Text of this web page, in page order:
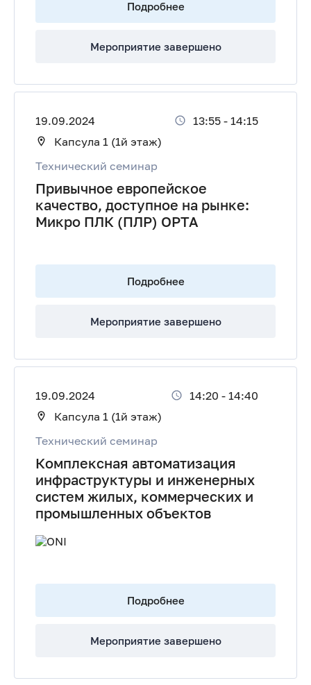
Подробнее
Мероприятие завершено
19.09.2024 13:55 - 14:15
Капсула 1 (1й этаж)
Технический семинар
Привычное европейское
качество, доступное на рынке:
Микро ПЛК (ПЛР) ОРТА
Подробнее
Мероприятие завершено
19.09.2024 14:20 - 14:40
Капсула 1 (1й этаж)
Технический семинар
Комплексная автоматизация
инфраструктуры и инженерных
систем жилых, коммерческих и
промышленных объектов
Подробнее
Мероприятие завершено